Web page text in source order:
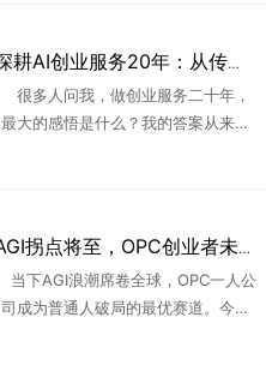
深耕AI创业服务20年：从传统互联网到新商业领跑者
很多人问我，做创业服务二十年，
最大的感悟是什么？我的答案从来不
AGI拐点将至，OPC创业者未来三年的时代红利
当下AGI浪潮席卷全球，OPC一人公
司成为普通人破局的最优赛道。今天